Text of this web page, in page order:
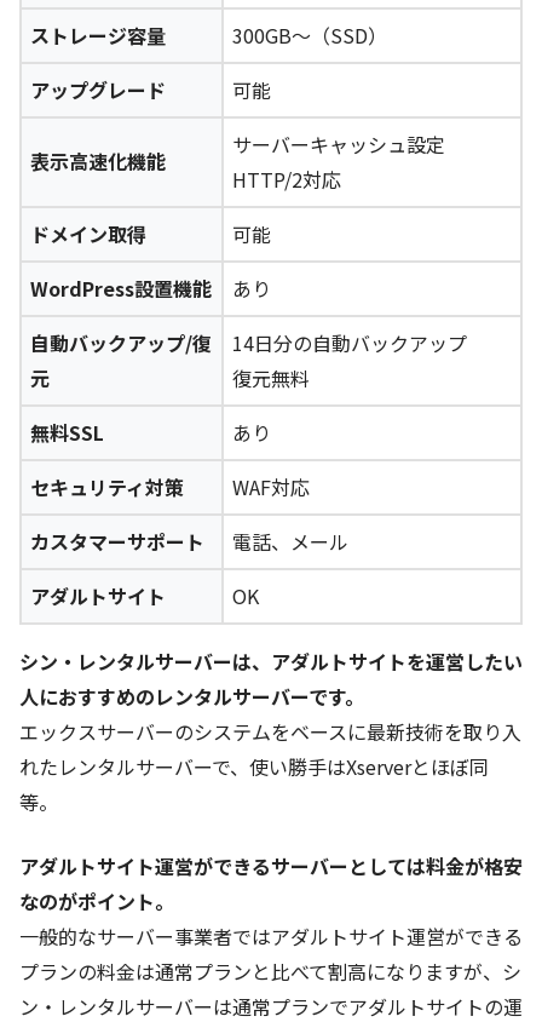
ストレージ容量
300GB～（SSD）
アップグレード
可能
表示高速化機能
サーバーキャッシュ設定
HTTP/2対応
ドメイン取得
可能
WordPress設置機能
あり
自動バックアップ/復
元
14日分の自動バックアップ
復元無料
無料SSL
あり
セキュリティ対策
WAF対応
カスタマーサポート
電話、メール
アダルトサイト
OK
シン・レンタルサーバーは、アダルトサイトを運営したい
人におすすめのレンタルサーバーです。
エックスサーバーのシステムをベースに最新技術を取り入
れたレンタルサーバーで、使い勝手はXserverとほぼ同
等。
アダルトサイト運営ができるサーバーとしては料金が格安
なのがポイント。
一般的なサーバー事業者ではアダルトサイト運営ができる
プランの料金は通常プランと比べて割高になりますが、シ
ン・レンタルサーバーは通常プランでアダルトサイトの運